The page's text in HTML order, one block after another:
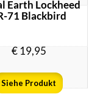
Earth Lockheed
71 Blackbird
€19,95
Siehe Produkt